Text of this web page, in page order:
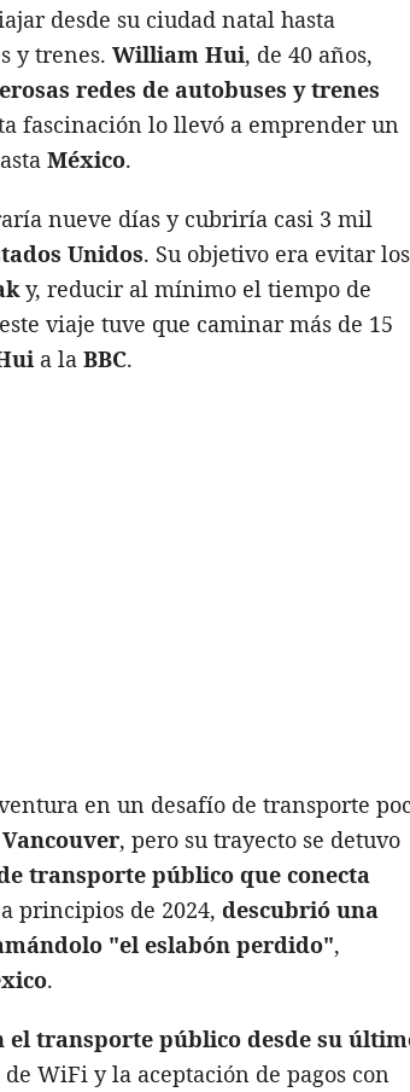
desde su ciudad natal hasta
y trenes. William Hui, de 40 años,
redes de autobuses y trenes
fascinación lo llevó a emprender un
México.
nueve días y cubriría casi 3 mil
Unidos. Su objetivo era evitar los
y, reducir al mínimo el tiempo de
viaje tuve que caminar más de 15
a la BBC.
en un desafío de transporte
Vancouver, pero su trayecto se detuvo
transporte público que conecta
principios de 2024, descubrió una
"el eslabón perdido",
.
el transporte público desde su
WiFi y la aceptación de pagos con